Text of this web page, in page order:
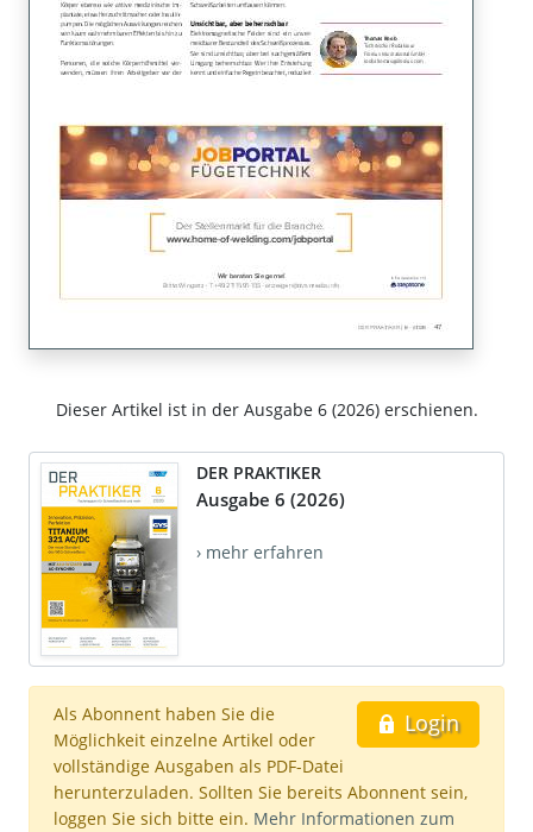
Dieser Artikel ist in der Ausgabe 6 (2026) erschienen.
DER PRAKTIKER
Ausgabe 6 (2026)
› mehr erfahren
Login
Als Abonnent haben Sie die
Möglichkeit einzelne Artikel oder
vollständige Ausgaben als PDF-Datei
herunterzuladen. Sollten Sie bereits Abonnent sein,
loggen Sie sich bitte ein. Mehr Informationen zum